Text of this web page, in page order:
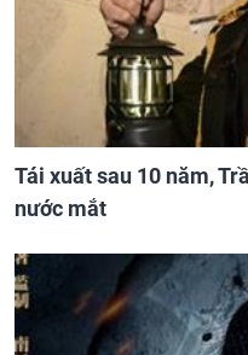
Tái xuất sau 10 năm,
nước mắt